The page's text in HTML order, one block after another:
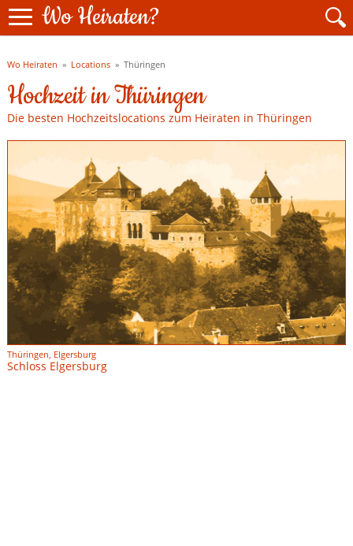
Wo Heiraten?
Wo Heiraten » Locations» Thüringen
Hochzeit in Thüringen
Die besten Hochzeitslocations zum Heiraten in Thüringen
Thüringen, Elgersburg
Schloss Elgersburg